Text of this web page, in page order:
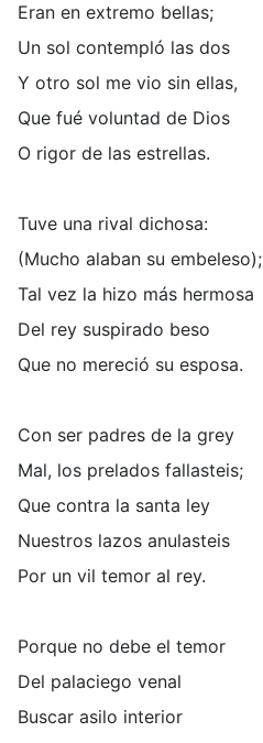
Eran en extremo bellas;
Un sol contempló las dos
Y otro sol me vio sin ellas,
Que fué voluntad de Dios
O rigor de las estrellas.
Tuve una rival dichosa:
(Mucho alaban su embeleso);
Tal vez la hizo más hermosa
Del rey suspirado beso
Que no mereció su esposa.
Con ser padres de la grey
Mal, los prelados fallasteis;
Que contra la santa ley
Nuestros lazos anulasteis
Por un vil temor al rey.
Porque no debe el temor
Del palaciego venal
Buscar asilo interior